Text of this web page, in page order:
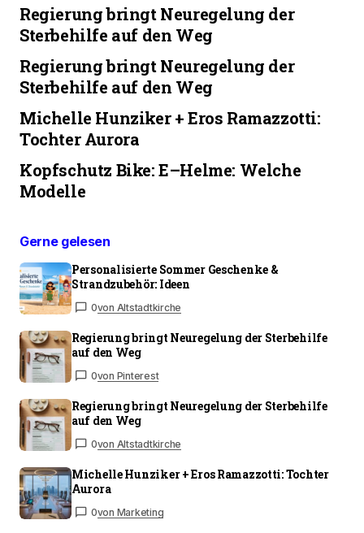
Regierung bringt Neuregelung der
Sterbehilfe auf den Weg
Regierung bringt Neuregelung der
Sterbehilfe auf den Weg
Michelle Hunziker + Eros Ramazzotti:
Tochter Aurora
Kopfschutz Bike: E–Helme: Welche
Modelle
Gerne gelesen
Personalisierte Sommer Geschenke &
Strandzubehör: Ideen
0von Altstadtkirche
Regierung bringt Neuregelung der Sterbehilfe
auf den Weg
0von Pinterest
Regierung bringt Neuregelung der Sterbehilfe
auf den Weg
0von Altstadtkirche
Michelle Hunziker + Eros Ramazzotti: Tochter
Aurora
0von Marketing